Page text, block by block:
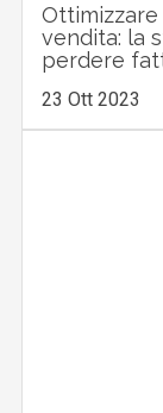
Ottimizzare
vendita: la
perdere
23 Ott 2023